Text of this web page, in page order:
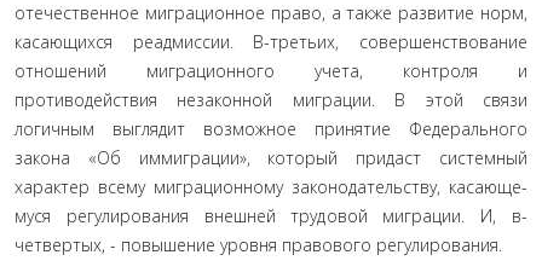
отечественное миграционное право, а также развитие норм,
касающихся реадмиссии. В-третьих, совершенствование
отношений мигра­ционного учета, контроля и
противодействия неза­конной миграции. В этой связи
логичным выглядит возможное принятие Федерального
закона «Об им­миграции», который придаст системный
характер всему миграционному законодательству, касающе­
муся регулирования внешней трудовой миграции. И, в-
четвертых, - повышение уровня правового регули­рования.